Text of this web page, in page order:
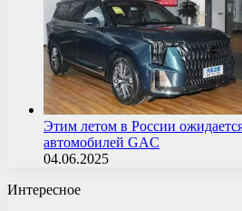
Этим летом в России
автомобилей GAC
04.06.2025
Интересное